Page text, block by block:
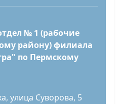
№ 1 (рабочие
району) филиала
по Пермскому
улица Суворова, 5